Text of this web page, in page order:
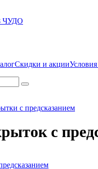
Скидки и акцииУсловия
с предсказанием
с